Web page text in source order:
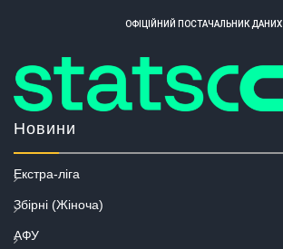
ОФІЦІЙНИЙ ПОСТАЧАЛЬНИК ДАНИХ
Новини
Екстра-ліга
Збірні (Жіноча)
АФУ